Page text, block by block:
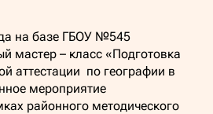
на базе ГБОУ №545
мастер – класс «Подготовка
аттестации по географии в
мероприятие
районного методического